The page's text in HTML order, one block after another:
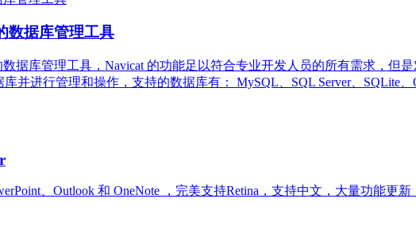
数据库管理工具
数据库管理工具，Navicat 的功能足以符合专业开发人员的所有需求，
并进行管理和操作，支持的数据库有： MySQL、SQL Server、SQLite、
、Outlook 和 OneNote ，完美支持Retina，支持中文，大量功能更新